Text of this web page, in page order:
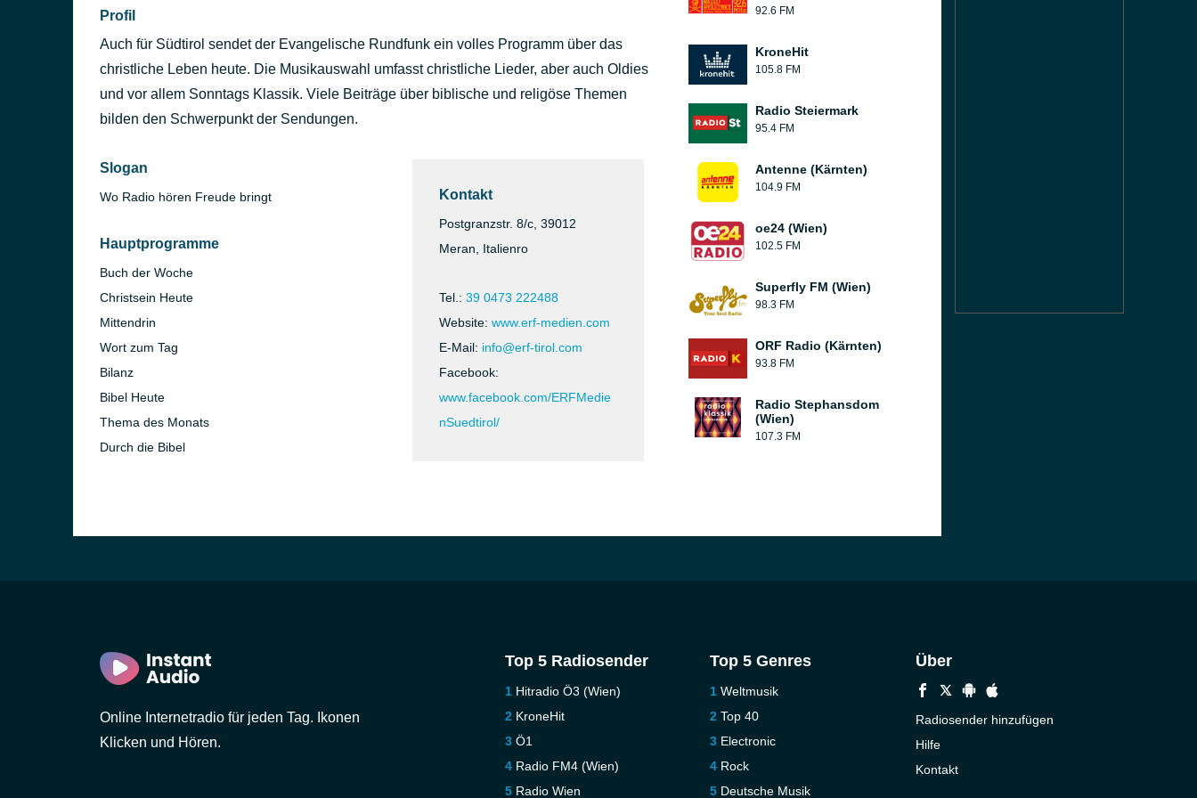
Profil
Auch für Südtirol sendet der Evangelische Rundfunk ein volles Programm über das
christliche Leben heute. Die Musikauswahl umfasst christliche Lieder, aber auch Oldies
und vor allem Sonntags Klassik. Viele Beiträge über biblische und religöse Themen
bilden den Schwerpunkt der Sendungen.
Slogan
Wo Radio hören Freude bringt
Hauptprogramme
Buch der Woche
Christsein Heute
Mittendrin
Wort zum Tag
Bilanz
Bibel Heute
Thema des Monats
Durch die Bibel
Kontakt
Postgranzstr. 8/c, 39012
Meran, Italienro
Tel.: 39 0473 222488
Website: www.erf-medien.com
E-Mail: info@erf-tirol.com
Facebook:
www.facebook.com/ERFMedie
nSuedtirol/
92.6 FM
KroneHit
105.8 FM
Radio Steiermark
95.4 FM
Antenne (Kärnten)
104.9 FM
oe24 (Wien)
102.5 FM
Superfly FM (Wien)
98.3 FM
ORF Radio (Kärnten)
93.8 FM
Radio Stephansdom
(Wien)
107.3 FM
Online Internetradio für jeden Tag. Ikonen
Klicken und Hören.
Top 5 Radiosender
Hitradio Ö3 (Wien)
KroneHit
Ö1
Radio FM4 (Wien)
Radio Wien
Top 5 Genres
Weltmusik
Top 40
Electronic
Rock
Deutsche Musik
Über
Radiosender hinzufügen
Hilfe
Kontakt